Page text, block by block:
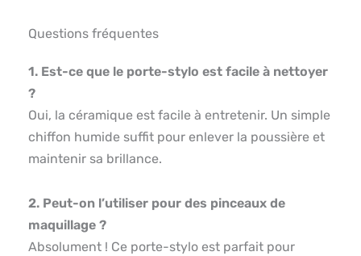
Questions fréquentes
1. Est-ce que le porte-stylo est facile à nettoyer
?
Oui, la céramique est facile à entretenir. Un simple
chiffon humide suffit pour enlever la poussière et
maintenir sa brillance.
2. Peut-on l’utiliser pour des pinceaux de
maquillage ?
Absolument ! Ce porte-stylo est parfait pour